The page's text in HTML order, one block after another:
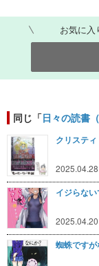
お気に入
同じ「日々の読書
クリステ
イジらない
蜘蛛ですが